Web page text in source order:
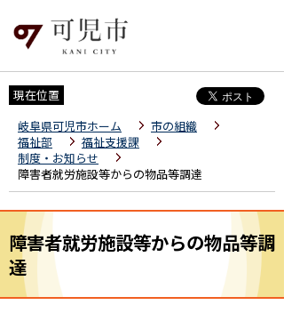
現在位置
岐阜県可児市ホーム
市の組織
福祉部
福祉支援課
制度・お知らせ
障害者就労施設等からの物品等調達
障害者就労施設等からの物品等調
達